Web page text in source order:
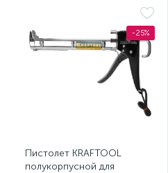
-25%
Пистолет KRAFTOOL
полукорпусной для